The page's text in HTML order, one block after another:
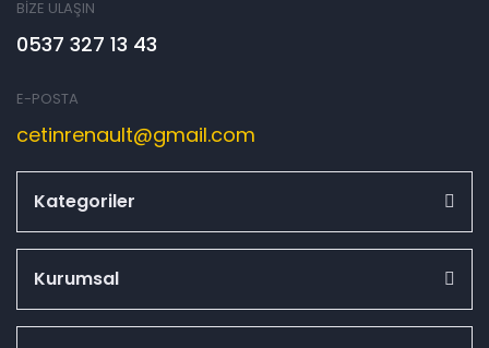
BİZE ULAŞIN
0537 327 13 43
E-POSTA
cetinrenault@gmail.com
Kategoriler
Kurumsal